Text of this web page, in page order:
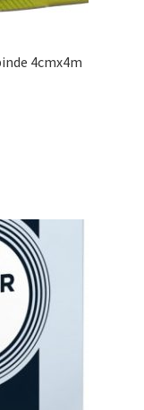
4cmx4m